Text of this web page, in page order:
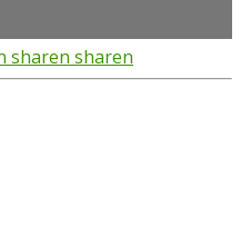
sharen sharen